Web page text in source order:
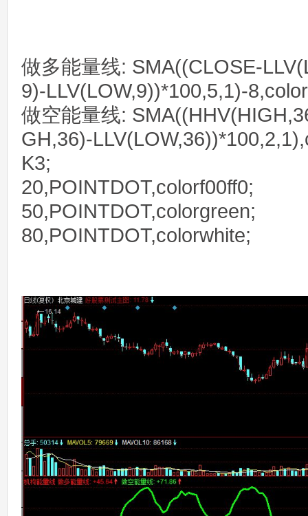
做多能量线: SMA((CLOSE-
9)-LLV(LOW,9))*100,5,1)-
做空能量线:
GH,36)-
K3;
20,POINTDOT,colorf00ff0;
50,POINTDOT,colorgreen;
80,POINTDOT,colorwhite;